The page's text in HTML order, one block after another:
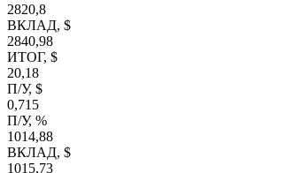
2820,8
ВКЛАД, $
2840,98
ИТОГ, $
20,18
П/У, $
0,715
П/У, %
1014,88
ВКЛАД, $
1015,73